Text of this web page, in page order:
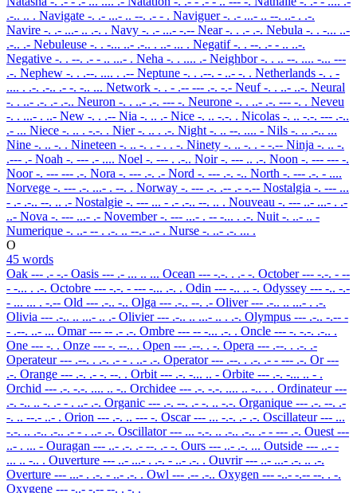
.-.. .. . Navigate -. .- ...- .. --. .- - . Naviguer-. .- ...- .. --. ..- . .-.
Navire -. .- ...- .. .-. . Navy -. .- ...- -.-- Near-. . .- .-. Nebula -. . -... ..-
.-.. .- Nebuleuse -. . -... ..- .-.. . ..- ... . Negatif-. . --. .- - .. ..-.
Negative -. . --. .- - .. ...- . Neha -. . .... .- Neighbor-. . .. --. .... -... ---
.-. Nephew -. . .--. .... . .-- Neptune -. . .--. - ..- -. . Netherlands -. . -
.... . .-. .-.. .- -. -.. ... Network -. . - .-- --- .-. -.- Neuf-. . ..- ..-. Neural
-. . ..- .-. .- .-.. Neuron -. . ..- .-. --- -. Neurone -. . ..- .-. --- -. . Neveu
-. . ...- . ..- New -. . .-- Nia -. .. .- Nice -. .. -.-. . Nicolas -. .. -.-. --- .-..
.- ... Niece -. .. . -.-. . Nier-. .. . .-. Night -. .. --. .... - Nils -. .. .-.. ...
Nine -. .. -. . Nineteen -. .. -. . - . . -. Ninety -. .. -. . - -.-- Ninja -. .. -.
.--- .- Noah -. --- .- .... Noel -. --- . .-.. Noir-. --- .. .-. Noon -. --- --- -.
Noor-. --- --- .-. Nora -. --- .-. .- Nord -. --- .-. -.. North -. --- .-. - ....
Norvege -. --- .-. ...- . --. . Norway -. --- .-. .-- .- -.-- Nostalgia -. --- ...
- .- .-.. --. .. .- Nostalgie -. --- ... - .- .-.. --. .. . Nouveau -. --- ..- ...- . .-
..- Nova -. --- ...- .- November-. --- ...- . -- -... . .-. Nuit -. ..- .. -
Numerique -. ..- -- . .-. .. --.- ..- . Nurse -. ..- .-. ... .
O
45 words
Oak --- .- -.- Oasis --- .- ... .. ... Ocean --- -.-. . .- -. October--- -.-. - --
- -... . .-. Octobre --- -.-. - --- -... .-. . Odin --- -.. .. -. Odyssey --- -.. -.-
- ... ... . -.-- Old --- .-.. -.. Olga --- .-.. --. .- Oliver--- .-.. .. ...- . .-.
Olivia --- .-.. .. ...- .. .- Olivier--- .-.. .. ...- .. . .-. Olympus --- .-.. -.-- -
- .--. ..- ... Omar--- -- .- .-. Ombre --- -- -... .-. . Oncle --- -. -.-. .-.. .
One --- -. . Onze --- -. --.. . Open --- .--. . -. Opera --- .--. . .-. .-
Operateur--- .--. . .-. .- - . ..- .-. Operator--- .--. . .-. .- - --- .-. Or---
.-. Orange --- .-. .- -. --. . Orbit --- .-. -... .. - Orbite --- .-. -... .. - .
Orchid --- .-. -.-. .... .. -.. Orchidee --- .-. -.-. .... .. -.. . . Ordinateur---
.-. -.. .. -. .- - . ..- .-. Organic --- .-. --. .- -. .. -.-. Organique --- .-. --. .-
-. .. --.- ..- . Orion --- .-. .. --- -. Oscar--- ... -.-. .- .-. Oscillateur--- ...
-.-. .. .-.. .-.. .- - . ..- .-. Oscillator--- ... -.-. .. .-.. .-.. .- - --- .-. Ouest ---
..- . ... - Ouragan --- ..- .-. .- --. .- -. Ours --- ..- .-. ... Outside --- ..- -
... .. -.. . Ouverture --- ..- ...- . .-. - ..- .-. . Ouvrir--- ..- ...- .-. .. .-.
Overture --- ...- . .-. - ..- .-. . Owl --- .-- .-.. Oxygen --- -..- -.-- --. . -.
Oxygene --- -..- -.-- --. . -. .